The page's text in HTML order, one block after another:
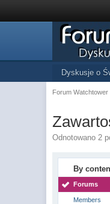
Dyskusje o
Forum Watchtower
Odnotowano 2
By
Forums
Members